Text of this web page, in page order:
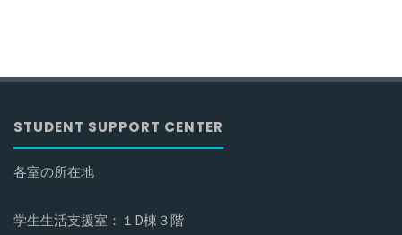
STUDENT SUPPORT CENTER
各室の所在地
学生生活支援室：１D棟３階